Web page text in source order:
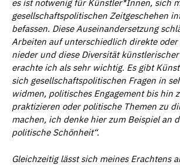
es ist notwenig für Künstler*Innen, sich
gesellschaftspolitischen Zeitgeschehen
befassen. Diese Auseinandersetzung schl
Arbeiten auf unterschiedlich direkte oder
nieder und diese Diversität kü
erachte ich als sehr wichtig. Es gibt Kü
sich gesellschaftspolitischen Fragen in
widmen, politisches Engagement bis hin
praktizieren oder politische Themen zu
machen, ich denke hier zum Beispiel an
politische Schönheit“.
Gleichzeitig lässt sich meines Erachtens